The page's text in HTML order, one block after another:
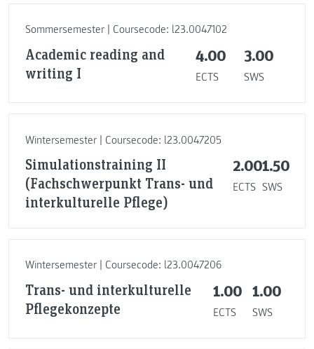
Sommersemester | Coursecode: l23.0047102
Academic reading and
writing I
4.00
ECTS
3.00
SWS
Wintersemester | Coursecode: l23.0047205
Simulationstraining II
(Fachschwerpunkt Trans- und
interkulturelle Pflege)
2.00
ECTS
1.50
SWS
Wintersemester | Coursecode: l23.0047206
Trans- und interkulturelle
Pflegekonzepte
1.00
ECTS
1.00
SWS